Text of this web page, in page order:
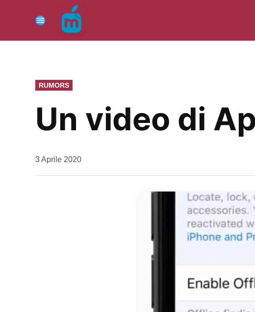
contenuto
Menu
PUBBLICATO
IN
RUMORS
Un video di
da
3 Aprile 2020